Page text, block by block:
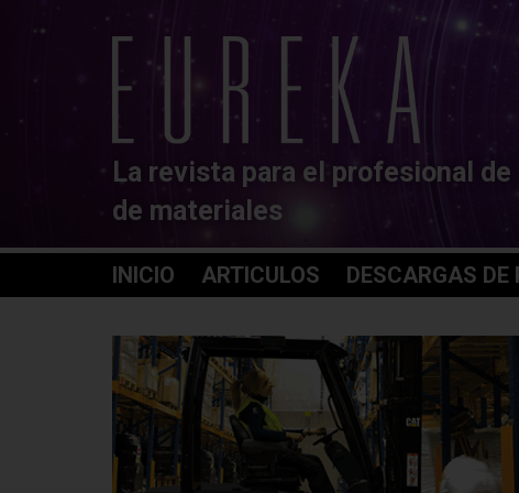
La revista para el profesional
de materiales
INICIO ARTICULOS DESCARGAS DE